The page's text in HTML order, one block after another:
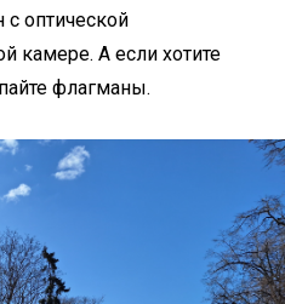
с оптической
камере. А если хотите
флагманы.